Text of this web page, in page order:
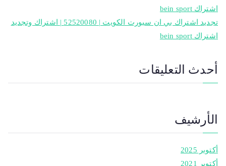
اشتراك bein sport
تجديد اشتراك بي ان سبورت الكويت | 52520080 | اشتراك وتجديد
اشتراك bein sport
أحدث التعليقات
الأرشيف
أكتوبر 2025
أكتوبر 2021